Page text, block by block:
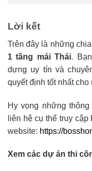
Lời kết
Trên đây là những
1 tầng mái Thái.
dựng uy tín và
quyết định tốt nhất
Hy vọng những
liên hệ cụ thể truy cập
website: https://
Xem các dự án thi